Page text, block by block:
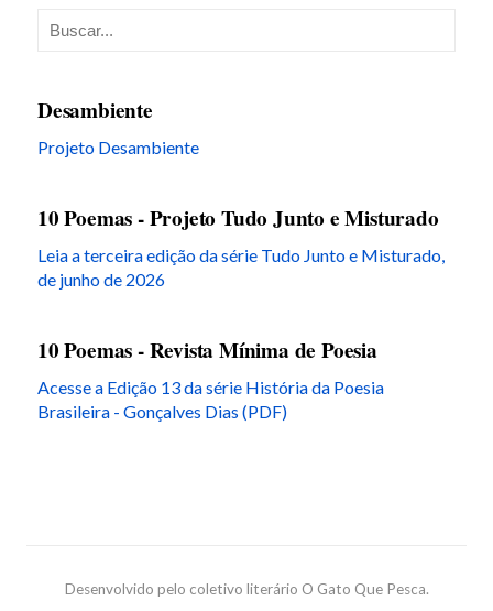
Desambiente
Projeto Desambiente
10 Poemas - Projeto Tudo Junto e Misturado
Leia a terceira edição da série Tudo Junto e Misturado,
de junho de 2026
10 Poemas - Revista Mínima de Poesia
Acesse a Edição 13 da série História da Poesia
Brasileira - Gonçalves Dias (PDF)
Desenvolvido pelo coletivo literário O Gato Que Pesca.